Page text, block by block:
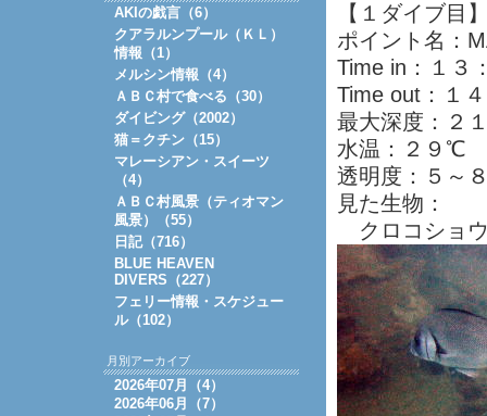
【１ダイブ目
ポイント名：
Time in：１３
Time out：１
最大深度：２
水温：２９℃
透明度：５～
見た生物：
クロコショ
AKIの戯言（6）
クアラルンプール（ＫＬ）
情報（1）
メルシン情報（4）
ＡＢＣ村で食べる（30）
ダイビング（2002）
猫＝クチン（15）
マレーシアン・スイーツ
（4）
ＡＢＣ村風景（ティオマン
風景）（55）
日記（716）
BLUE HEAVEN
DIVERS（227）
フェリー情報・スケジュー
ル（102）
月別アーカイブ
2026年07月（4）
2026年06月（7）